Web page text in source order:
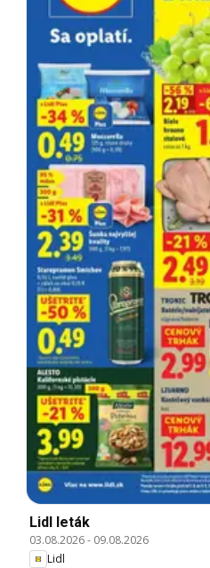
Lidl leták
03.08.2026- 09.08.2026
Lidl